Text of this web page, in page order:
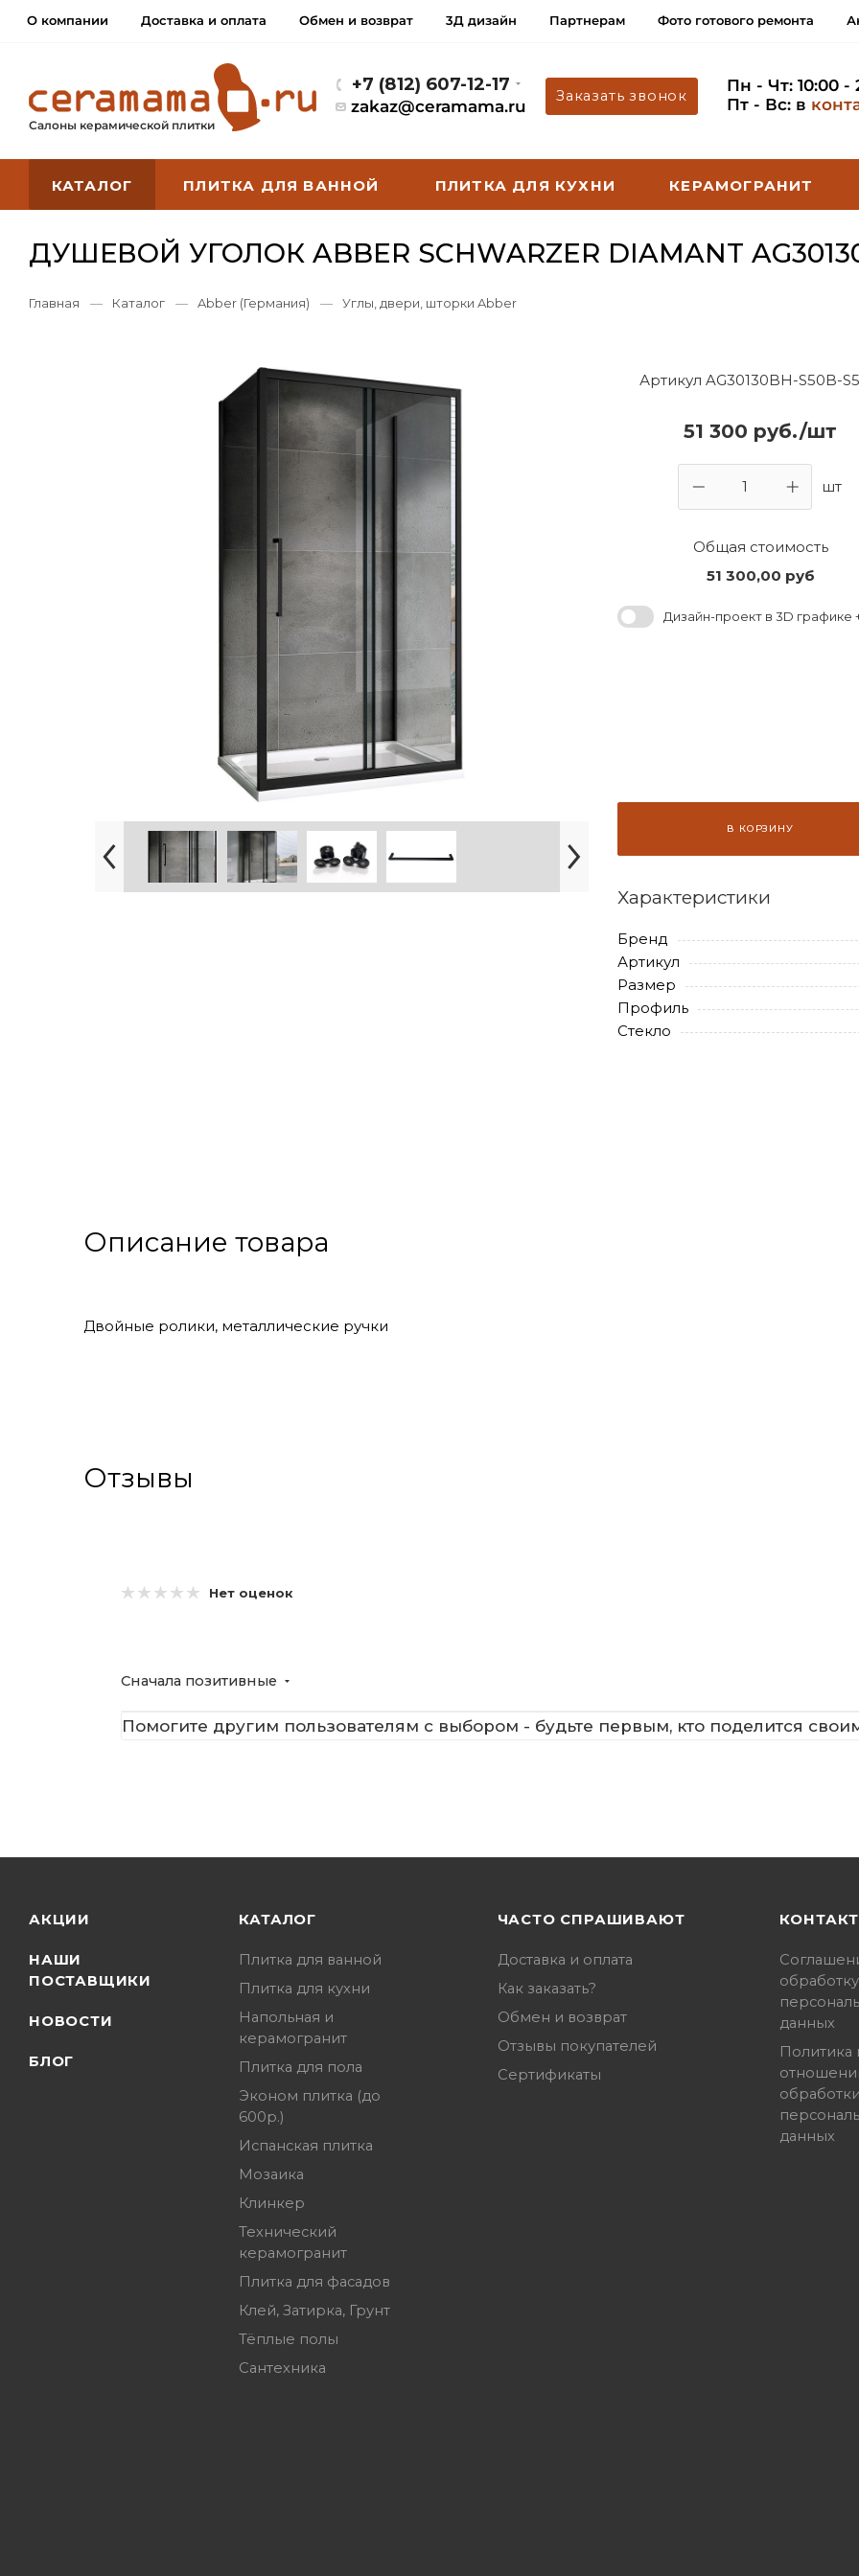
О компании Доставка и оплата Обмен и возврат 3Д дизайн Партнерам Фото готового ремонта
Салоны керамической плитки
+7 (812) 607-12-17
zakaz@ceramama.ru
Заказать звонок
Пн - Чт: 10:00 -
Пт - Вс: в
КАТАЛОГ ПЛИТКА ДЛЯ ВАННОЙ ПЛИТКА ДЛЯ КУХНИ КЕРАМОГРАНИТ
ДУШЕВОЙ УГОЛОК ABBER SCHWARZER DIAMANT
Главная — Каталог — Abber (Германия) — Углы, двери, шторки Abber
Артикул AG30130BH-S50B-
51 300 руб./шт
шт
Общая стоимость
51 300,00 руб
Дизайн-проект в 3D графике
В КОРЗИНУ
Характеристики
Бренд
Артикул
Размер
Профиль
Стекло
Описание товара
Двойные ролики, металлические ручки
Отзывы
Нет оценок
Сначала позитивные
Помогите другим пользователям с выбором - будьте первым, кто поделится
АКЦИИ
НАШИ
ПОСТАВЩИКИ
НОВОСТИ
БЛОГ
КАТАЛОГ
Плитка для ванной
Плитка для кухни
Напольная и
керамогранит
Плитка для пола
Эконом плитка (до
600р.)
Испанская плитка
Мозаика
Клинкер
Технический
керамогранит
Плитка для фасадов
Клей, Затирка, Грунт
Тёплые полы
Сантехника
ЧАСТО СПРАШИВАЮТ
Доставка и оплата
Как заказать?
Обмен и возврат
Отзывы покупателей
Сертификаты
обработку
данных
Политика
обработки
данных